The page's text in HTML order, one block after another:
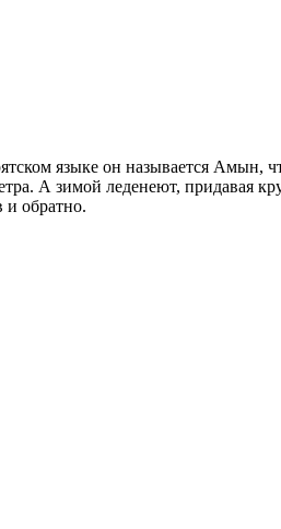
языке он называется Амын,
А зимой леденеют, придавая
и обратно.